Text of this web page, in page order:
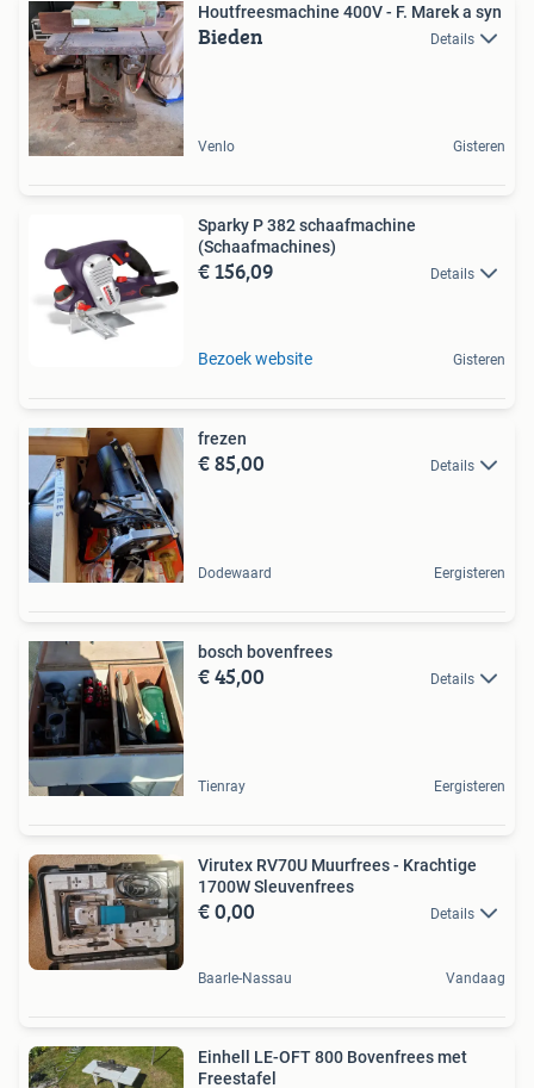
Houtfreesmachine 400V - F. Marek a syn
Bieden Details
Venlo Gisteren
Sparky P 382 schaafmachine
(Schaafmachines)
€ 156,09 Details
Bezoek website Gisteren
frezen
€ 85,00 Details
Dodewaard Eergisteren
bosch bovenfrees
€ 45,00 Details
Tienray Eergisteren
Virutex RV70U Muurfrees - Krachtige
1700W Sleuvenfrees
€ 0,00 Details
Baarle-Nassau Vandaag
Einhell LE-OFT 800 Bovenfrees met
Freestafel